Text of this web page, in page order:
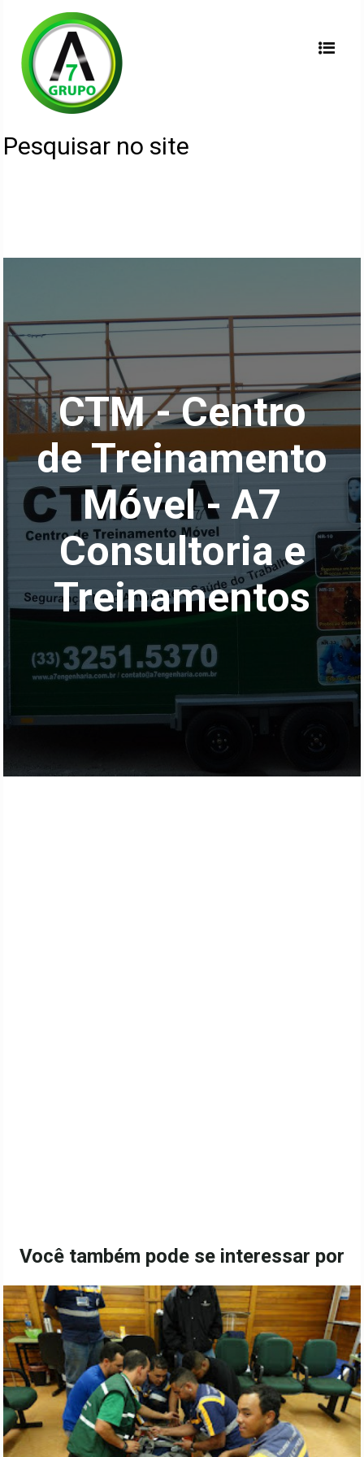
Pesquisar no site
CTM - Centro
de Treinamento
Móvel - A7
Consultoria e
Treinamentos
Você também pode se interessar por